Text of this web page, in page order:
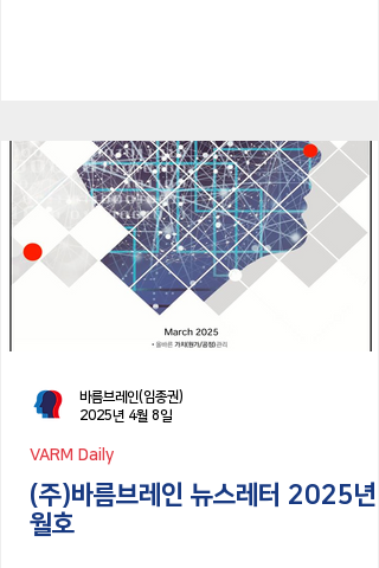
(주)바름브레인 뉴스레터 2025년
월호
VARM Daily
바름브레인(임종권)
2025년 4월 8일